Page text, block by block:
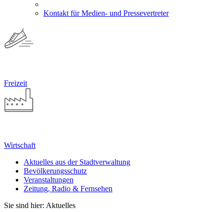
Kontakt für Medien- und Pressevertreter
Freizeit
Wirtschaft
Aktuelles aus der Stadtverwaltung
Bevölkerungsschutz
Veranstaltungen
Zeitung, Radio & Fernsehen
Sie sind hier: Aktuelles